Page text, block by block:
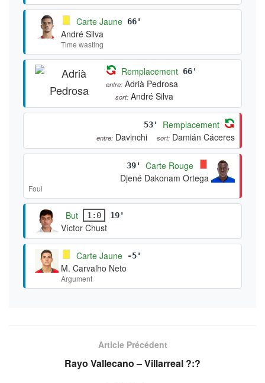
Carte Jaune 66'
André Silva
Time wasting
Remplacement 66'
entre: Adrià Pedrosa
sort: André Silva
53' Remplacement
entre: Davinchi sort: Damián Cáceres
39'
Carte Rouge
Djené Dakonam Ortega
Foul
But 1:0 19'
Víctor Chust
Carte Jaune -5'
M. Carvalho Neto
Argument
Article Précédent
Rayo Vallecano – Villarreal ?:?